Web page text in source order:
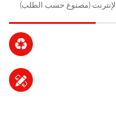
(مصنوع حسب الطلب)

